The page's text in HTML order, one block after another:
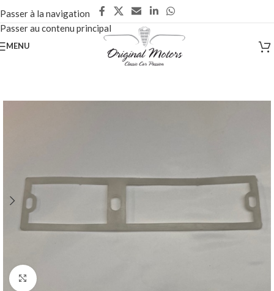
Passer à la navigation
Passer au contenu principal
MENU
Cliquez pour agrandir